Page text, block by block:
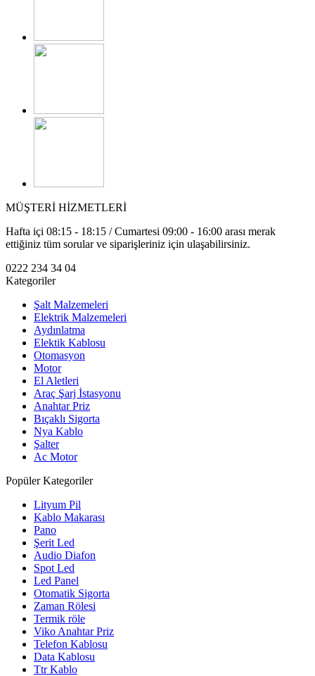
MÜŞTERİ HİZMETLERİ
Hafta içi 08:15 - 18:15 / Cumartesi 09:00 - 16:00 arası merak
ettiğiniz tüm sorular ve siparişleriniz için ulaşabilirsiniz.
0222 234 34 04
Kategoriler
Şalt Malzemeleri
Elektrik Malzemeleri
Aydınlatma
Elektik Kablosu
Otomasyon
Motor
El Aletleri
Araç Şarj İstasyonu
Anahtar Priz
Bıçaklı Sigorta
Nya Kablo
Şalter
Ac Motor
Popüler Kategoriler
Lityum Pil
Kablo Makarası
Pano
Şerit Led
Audio Diafon
Spot Led
Led Panel
Otomatik Sigorta
Zaman Rölesi
Termik röle
Viko Anahtar Priz
Telefon Kablosu
Data Kablosu
Ttr Kablo